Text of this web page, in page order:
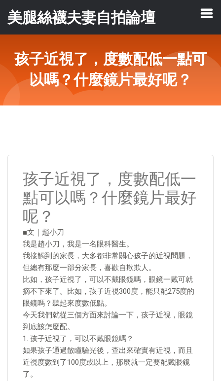
美腿絲襪夫妻自拍論壇
孩子近視了，度數配低一點可
以嗎？什麼鏡片最好呢？
孩子近視了，度數配低一
點可以嗎？什麼鏡片最好
呢？
■文｜趙小刀
我是趙小刀，我是一名眼科醫生。
我接觸到的家長，大多都非常關心孩子的近視問題，
但總有那麼一部分家長，喜歡自欺欺人。
比如，孩子近視了，可以不戴眼鏡嗎，眼鏡一戴可就
摘不下來了。比如，孩子近視300度，能只配275度的
眼鏡嗎？聽起來度數低點。
今天我們就從三個方面來討論一下，孩子近視，眼鏡
到底該怎麼配。
1. 孩子近視了，可以不戴眼鏡嗎？
如果孩子通過散瞳驗光後，查出來確實有近視，而且
近視度數到了100度或以上，那麼就一定要配戴眼鏡
了。